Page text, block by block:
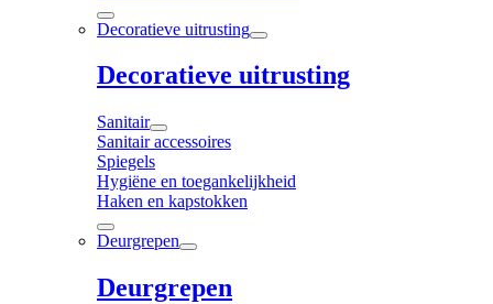
Decoratieve uitrusting
Decoratieve uitrusting
Sanitair
Sanitair accessoires
Spiegels
Hygiëne en toegankelijkheid
Haken en kapstokken
Deurgrepen
Deurgrepen